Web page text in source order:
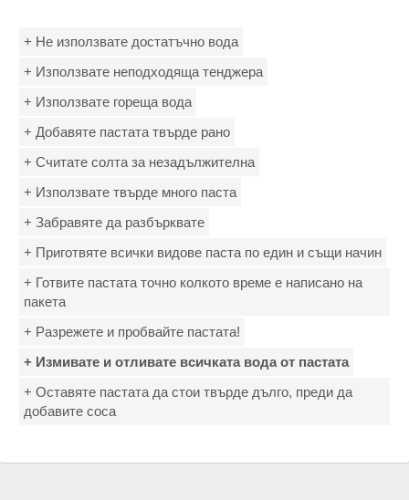
+ Не използвате достатъчно вода
+ Използвате неподходяща тенджера
+ Използвате гореща вода
+ Добавяте пастата твърде рано
+ Считате солта за незадължителна
+ Използвате твърде много паста
+ Забравяте да разбърквате
+ Приготвяте всички видове паста по един и същи начин
+ Готвите пастата точно колкото време е написано на
пакета
+ Разрежете и пробвайте пастата!
+ Измивате и отливате всичката вода от пастата
+ Оставяте пастата да стои твърде дълго, преди да
добавите соса